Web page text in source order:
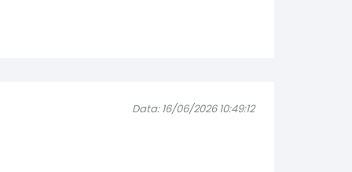
Data: 16/06/2026 10:49:12